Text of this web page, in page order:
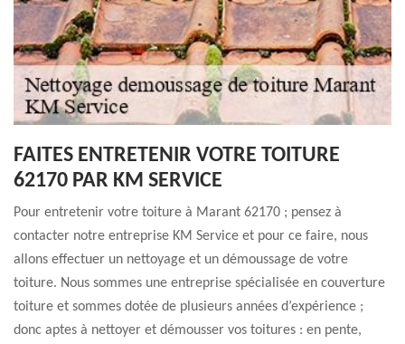
FAITES ENTRETENIR VOTRE TOITURE
62170 PAR KM SERVICE
Pour entretenir votre toiture à Marant 62170 ; pensez à
contacter notre entreprise KM Service et pour ce faire, nous
allons effectuer un nettoyage et un démoussage de votre
toiture. Nous sommes une entreprise spécialisée en couverture
toiture et sommes dotée de plusieurs années d’expérience ;
donc aptes à nettoyer et démousser vos toitures : en pente,